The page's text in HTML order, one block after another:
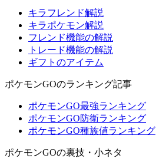
キラフレンド解説
キラポケモン解説
フレンド機能の解説
トレード機能の解説
ギフトのアイテム
ポケモンGOのランキング記事
ポケモンGO最強ランキング
ポケモンGO防衛ランキング
ポケモンGO種族値ランキング
ポケモンGOの裏技・小ネタ